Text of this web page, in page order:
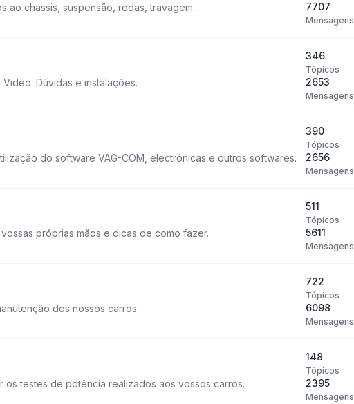
ao chassis, suspensão, rodas, travagem...
7707
Mensagens
Dúvidas e instalações.
346
Tópicos
2653
Mensagens
do software VAG-COM, electrónicas e outros softwares.
390
Tópicos
2656
Mensagens
próprias mãos e dicas de como fazer.
511
Tópicos
5611
Mensagens
dos nossos carros.
722
Tópicos
6098
Mensagens
os testes de potência realizados aos vossos carros.
148
Tópicos
2395
Mensagens